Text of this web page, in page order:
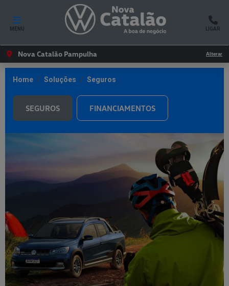
MENU LIGAR
Nova Catalão Pampulha Alterar
Home Soluções Seguros
FINANCIAMENTOS
SEGUROS